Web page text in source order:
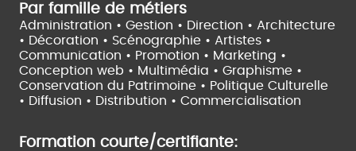
Par famille de métiers
Administration • Gestion • Direction • Architecture
• Décoration • Scénographie • Artistes •
Communication • Promotion • Marketing •
Conception web • Multimédia • Graphisme •
Conservation du Patrimoine • Politique Culturelle
• Diffusion • Distribution • Commercialisation
Formation courte/certifiante: